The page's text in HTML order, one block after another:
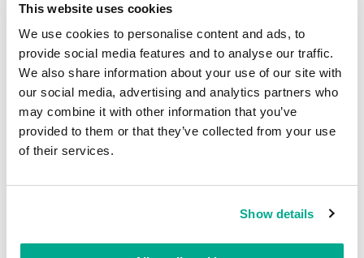
This website uses cookies
We use cookies to personalise content and ads, to
provide social media features and to analyse our traffic.
We also share information about your use of our site with
our social media, advertising and analytics partners who
may combine it with other information that you’ve
provided to them or that they’ve collected from your use
of their services.
Show details
遇见了极其重要的嘉宾。我想照片就说明了一
切……